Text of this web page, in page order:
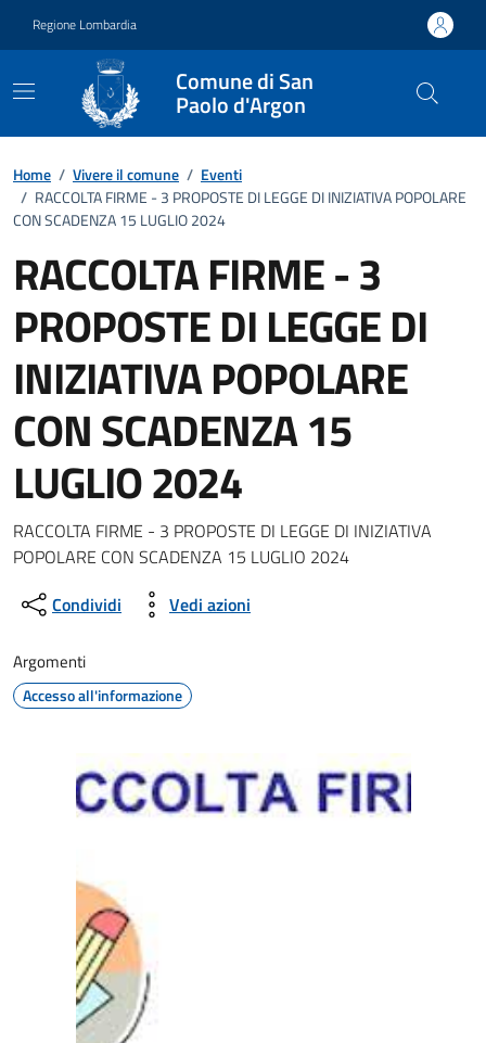
Regione Lombardia
Comune di San
Paolo d'Argon
Home / Vivere il comune / Eventi
/ RACCOLTA FIRME - 3 PROPOSTE DI LEGGE DI INIZIATIVA POPOLARE
CON SCADENZA 15 LUGLIO 2024
RACCOLTA FIRME - 3
PROPOSTE DI LEGGE DI
INIZIATIVA POPOLARE
CON SCADENZA 15
LUGLIO 2024
Dettagli della notizia
RACCOLTA FIRME - 3 PROPOSTE DI LEGGE DI INIZIATIVA
POPOLARE CON SCADENZA 15 LUGLIO 2024
Condividi
Vedi azioni
Argomenti
Accesso all'informazione